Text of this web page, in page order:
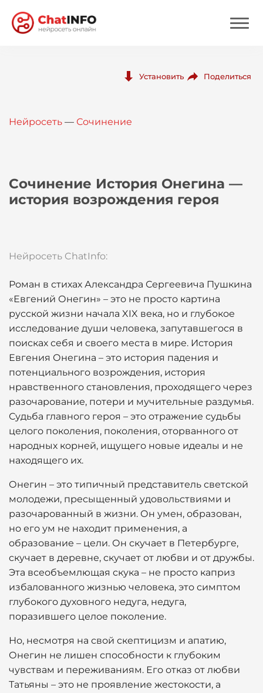
Вход
Установить Поделиться
Нейросеть — Сочинение
Сочинение История Онегина —
история возрождения героя
Нейросеть ChatInfo:
Роман в стихах Александра Сергеевича Пушкина
«Евгений Онегин» – это не просто картина
русской жизни начала XIX века, но и глубокое
исследование души человека, запутавшегося в
поисках себя и своего места в мире. История
Евгения Онегина – это история падения и
потенциального возрождения, история
нравственного становления, проходящего через
разочарование, потери и мучительные раздумья.
Судьба главного героя – это отражение судьбы
целого поколения, поколения, оторванного от
народных корней, ищущего новые идеалы и не
находящего их.
Онегин – это типичный представитель светской
молодежи, пресыщенный удовольствиями и
разочарованный в жизни. Он умен, образован,
но его ум не находит применения, а
образование – цели. Он скучает в Петербурге,
скучает в деревне, скучает от любви и от дружбы.
Эта всеобъемлющая скука – не просто каприз
избалованного жизнью человека, это симптом
глубокого духовного недуга, недуга,
поразившего целое поколение.
Но, несмотря на свой скептицизм и апатию,
Онегин не лишен способности к глубоким
чувствам и переживаниям. Его отказ от любви
Татьяны – это не проявление жестокости, а